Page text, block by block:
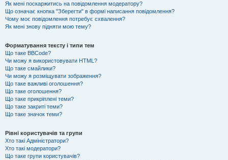
Як мені поскаржитись на повідомлення модератору?
Що означає кнопка "Зберегти" в формі написання повідомлення?
Чому моє повідомлення потребує схвалення?
Як мені знову підняти мою тему?
Форматування тексту і типи тем
Що таке BBCode?
Чи можу я використовувати HTML?
Що таке смайлики?
Чи можу я розміщувати зображення?
Що таке важливі оголошення?
Що таке оголошення?
Що таке прикріплені теми?
Що таке закриті теми?
Що таке значок теми?
Рівні користувачів та групи
Хто такі Адміністратори?
Хто такі модератори?
Що таке групи користувачів?